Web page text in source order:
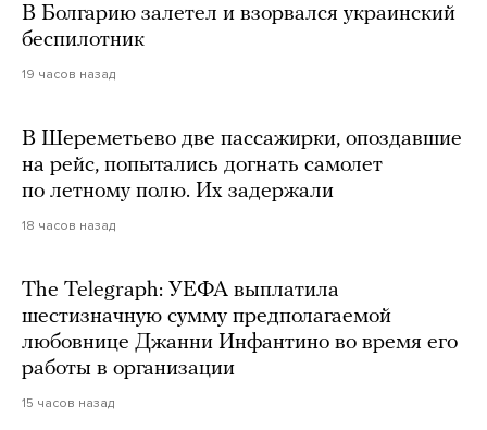
В Болгарию залетел и взорвался украинский
беспилотник
19 часов назад
В Шереметьево две пассажирки, опоздавшие
на рейс, попытались догнать самолет
по летному полю. Их задержали
18 часов назад
The Telegraph: УЕФА выплатила
шестизначную сумму предполагаемой
любовнице Джанни Инфантино во время его
работы в организации
15 часов назад